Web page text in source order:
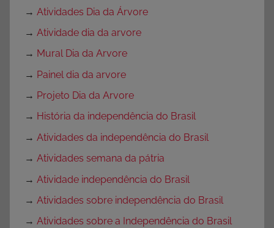
→ Atividades Dia da Árvore
→ Atividade dia da arvore
→ Mural Dia da Arvore
→ Painel dia da arvore
→ Projeto Dia da Arvore
→ História da independência do Brasil
→ Atividades da independência do Brasil
→ Atividades semana da pátria
→ Atividade independência do Brasil
→ Atividades sobre independência do Brasil
→ Atividades sobre a Independência do Brasil